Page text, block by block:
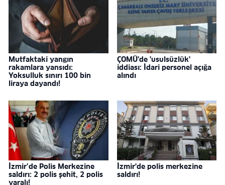
Mutfaktaki yangın
rakamlara yansıdı:
Yoksulluk sınırı 100 bin
liraya dayandı!
ÇOMÜ'de 'usulsüzlük'
iddiası: İdari personel açığa
alındı
İzmir’de Polis Merkezine
saldırı: 2 polis şehit, 2 polis
yaralı!
İzmir'de polis merkezine
saldırı!